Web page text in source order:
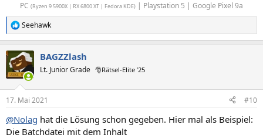
PC (Ryzen 9 5900X | RX 6800 XT | Fedora KDE) | Playstation 5 | Google Pixel 9a​
R
e
k
t
i
e
:
Seehawk
BAGZZlash
Lt. Junior Grade 🎅Rätsel-Elite ’25
17. Mai 2021 #10
@Nolag hat die Lösung schon gegeben. Hier mal als Beispiel:
Die Batchdatei mit dem Inhalt